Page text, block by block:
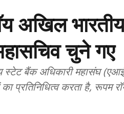
अखिल
चुने गए
स्टेट बैंक अधिकारी महासंघ
प्रतिनिधित्व करता है, रूपम